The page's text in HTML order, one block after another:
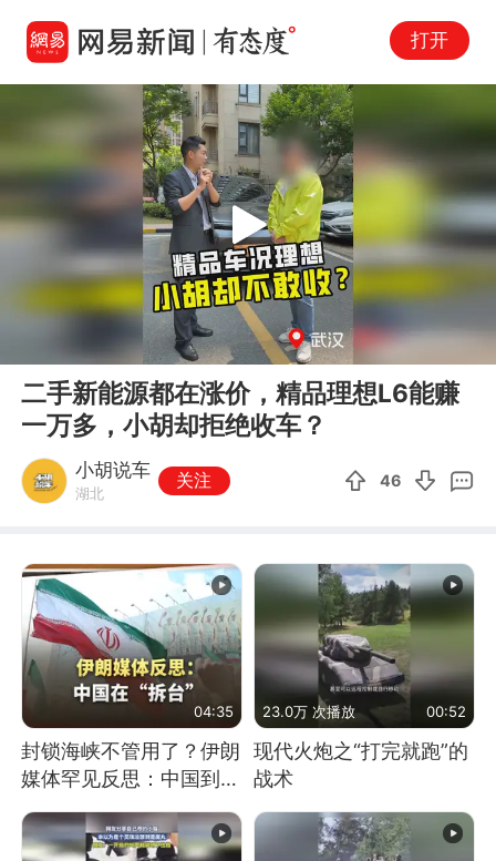
打开
06:24
Play
二手新能源都在涨价，精品理想L6能赚
一万多，小胡却拒绝收车？
小胡说车
湖北
关注 46
04:35
封锁海峡不管用了？伊朗
媒体罕见反思：中国到底
是不是在"拆台"
23.0万 次播放 00:52
现代火炮之“打完就跑”的
战术